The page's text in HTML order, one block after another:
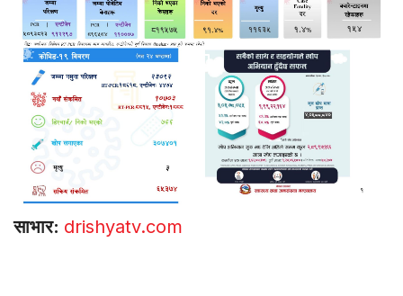
साभार: drishyatv.com